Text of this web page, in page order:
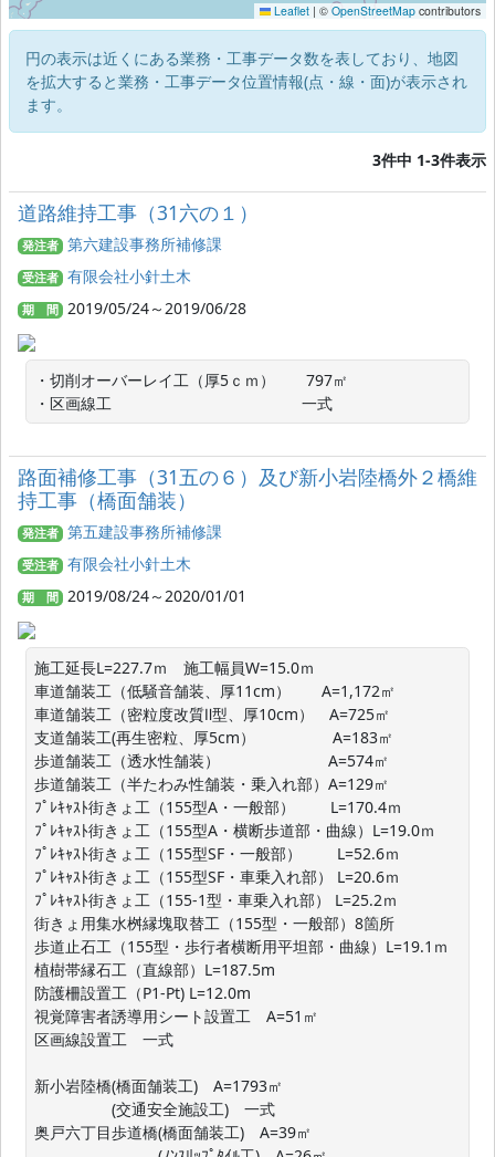
Leaflet | © OpenStreetMap contributors
円の表示は近くにある業務・工事データ数を表しており、地図
を拡大すると業務・工事データ位置情報(点・線・面)が表示され
ます。
3件中 1-3件表示
道路維持工事（31六の１）
発注者 第六建設事務所補修課
受注者 有限会社小針土木
期 間 2019/05/24～2019/06/28
・切削オーバーレイ工（厚5ｃｍ）　　797㎡
・区画線工　　　　　　　　　　　　 一式
路面補修工事（31五の６）及び新小岩陸橋外２橋維
持工事（橋面舗装）
発注者 第五建設事務所補修課
受注者 有限会社小針土木
期 間 2019/08/24～2020/01/01
施工延長L=227.7ｍ　施工幅員W=15.0ｍ
車道舗装工（低騒音舗装、厚11cm）　　A=1,172㎡
車道舗装工（密粒度改質Ⅱ型、厚10cm）　A=725㎡
支道舗装工(再生密粒、厚5cm）　　　　　A=183㎡
歩道舗装工（透水性舗装）　　　　　　　A=574㎡
歩道舗装工（半たわみ性舗装・乗入れ部）A=129㎡
ﾌﾟﾚｷｬｽﾄ街きょ工（155型A・一般部）　　 L=170.4ｍ
ﾌﾟﾚｷｬｽﾄ街きょ工（155型A・横断歩道部・曲線）L=19.0ｍ
ﾌﾟﾚｷｬｽﾄ街きょ工（155型SF・一般部）　　 L=52.6ｍ
ﾌﾟﾚｷｬｽﾄ街きょ工（155型SF・車乗入れ部） L=20.6ｍ
ﾌﾟﾚｷｬｽﾄ街きょ工（155-1型・車乗入れ部） L=25.2ｍ
街きょ用集水桝縁塊取替工（155型・一般部）8箇所
歩道止石工（155型・歩行者横断用平坦部・曲線）L=19.1ｍ
植樹帯縁石工（直線部）L=187.5m
防護柵設置工（P1-Pt) L=12.0m
視覚障害者誘導用シート設置工　A=51㎡
区画線設置工　一式
新小岩陸橋(橋面舗装工)　A=1793㎡
(交通安全施設工)　一式
奥戸六丁目歩道橋(橋面舗装工)　A=39㎡